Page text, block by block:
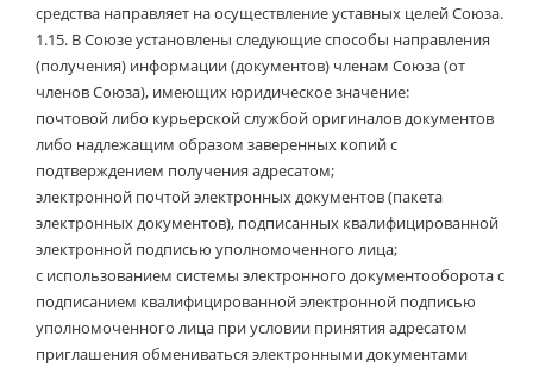
средства направляет на осуществление уставных целей Союза.
1.15. В Союзе установлены следующие способы направления
(получения) информации (документов) членам Союза (от
членов Союза), имеющих юридическое значение:
почтовой либо курьерской службой оригиналов документов
либо надлежащим образом заверенных копий с
подтверждением получения адресатом;
электронной почтой электронных документов (пакета
электронных документов), подписанных квалифицированной
электронной подписью уполномоченного лица;
с использованием системы электронного документооборота с
подписанием квалифицированной электронной подписью
уполномоченного лица при условии принятия адресатом
приглашения обмениваться электронными документами